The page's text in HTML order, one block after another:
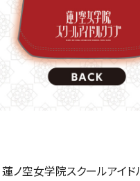
蓮ノ空女学院スクールアイ